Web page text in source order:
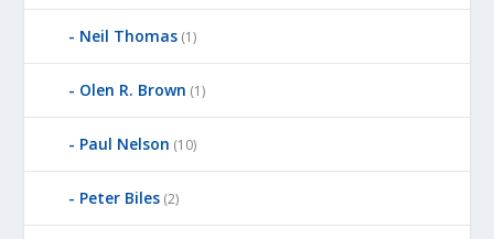
Neil Thomas (1)
Olen R. Brown (1)
Paul Nelson (10)
Peter Biles (2)